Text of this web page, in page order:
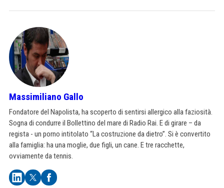
Massimiliano Gallo
Fondatore del Napolista, ha scoperto di sentirsi allergico alla faziosità.
Sogna di condurre il Bollettino del mare di Radio Rai. E di girare – da
regista - un porno intitolato “La costruzione da dietro”. Si è convertito
alla famiglia: ha una moglie, due figli, un cane. E tre racchette,
ovviamente da tennis.